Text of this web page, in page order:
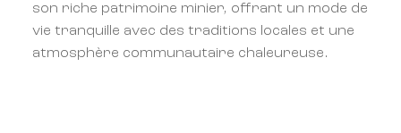
son riche patrimoine minier, offrant un mode de
vie tranquille avec des traditions locales et une
atmosphère communautaire chaleureuse.